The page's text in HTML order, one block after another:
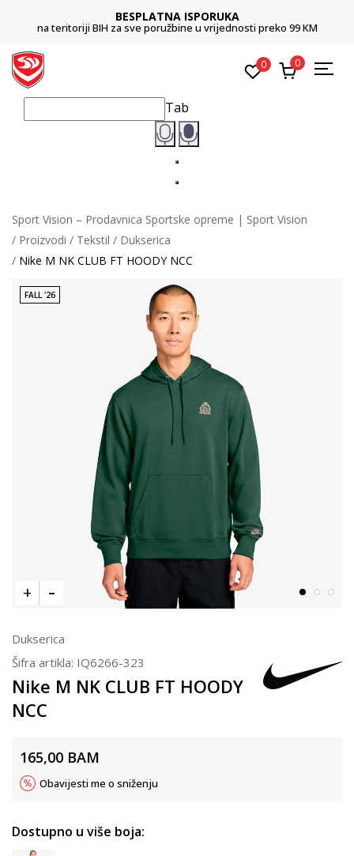
BESPLATNA ISPORUKA
na teritoriji BIH za sve poružbine u vrijednosti preko 99 KM
0 0
Tab
Sport Vision – Prodavnica Sportske opreme | Sport Vision
Proizvodi
Tekstil
Dukserica
Nike M NK CLUB FT HOODY NCC
FALL '26
Dukserica
Šifra artikla: IQ6266-323
Nike M NK CLUB FT HOODY
NCC
165,00 BAM
Obavijesti me o sniženju
Dostupno u više boja: